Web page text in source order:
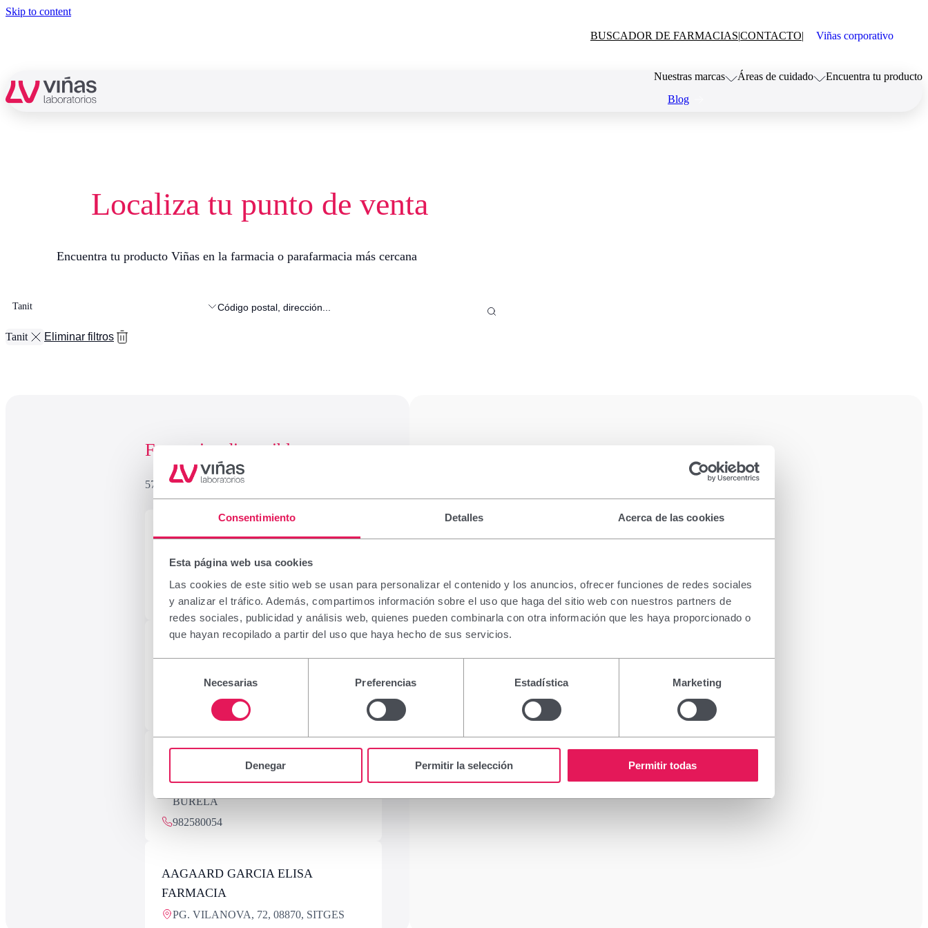
Consentimiento Detalles Acerca de las cookies
Esta página web usa cookies
Las cookies de este sitio web se usan para personalizar el contenido y los anuncios, ofrecer funciones de redes sociales
y analizar el tráfico. Además, compartimos información sobre el uso que haga del sitio web con nuestros partners de
redes sociales, publicidad y análisis web, quienes pueden combinarla con otra información que les haya proporcionado o
que hayan recopilado a partir del uso que haya hecho de sus servicios.
consentimiento
Necesarias Preferencias Estadística Marketing
Denegar Permitir la selección Permitir todas
Skip to content
BUSCADOR DE FARMACIAS|CONTACTO| Viñas corporativo
Nuestras marcas Áreas de cuidado
Encuentra tu producto
Blog
Radio Salil Belcils
Cabello
Localiza tu punto de venta
Encuentra tu producto Viñas en la farmacia o parafarmacia más cercana
Tanit
Tanit Eliminar filtros
Farmacias disponibles
5737 farmacias encontradas
365 FARMA DEHR, S.L.
AVDA.CIUDAD DE ALMERIA, 65,
30010, MURCIA
968251127
634214039
A MARIÑA, C.B. FARMACIA
ARCADIO PARDIÑAS, 95, 27880,
BURELA
982580054
AAGAARD GARCIA ELISA
FARMACIA
PG. VILANOVA, 72, 08870, SITGES